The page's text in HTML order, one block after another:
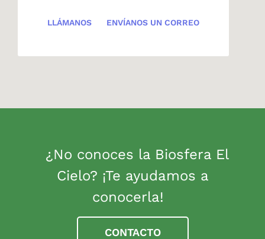
LLÁMANOS ENVÍANOS UN CORREO
¿No conoces la Biosfera El
Cielo? ¡Te ayudamos a
conocerla!
CONTACTO